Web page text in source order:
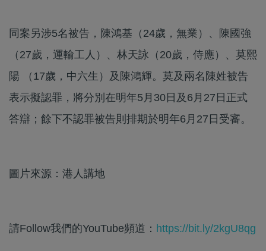
同案另涉5名被告，陳鴻基（24歲，無業）、陳國強
（27歲，運輸工人）、林天詠（20歲，侍應）、莫熙
陽 （17歲，中六生）及陳鴻輝。莫及兩名陳姓被告
表示擬認罪，將分別在明年5月30日及6月27日正式
答辯；餘下不認罪被告則排期於明年6月27日受審。
圖片來源：港人講地
請Follow我們的YouTube頻道： https://bit.ly/2kgU8qg